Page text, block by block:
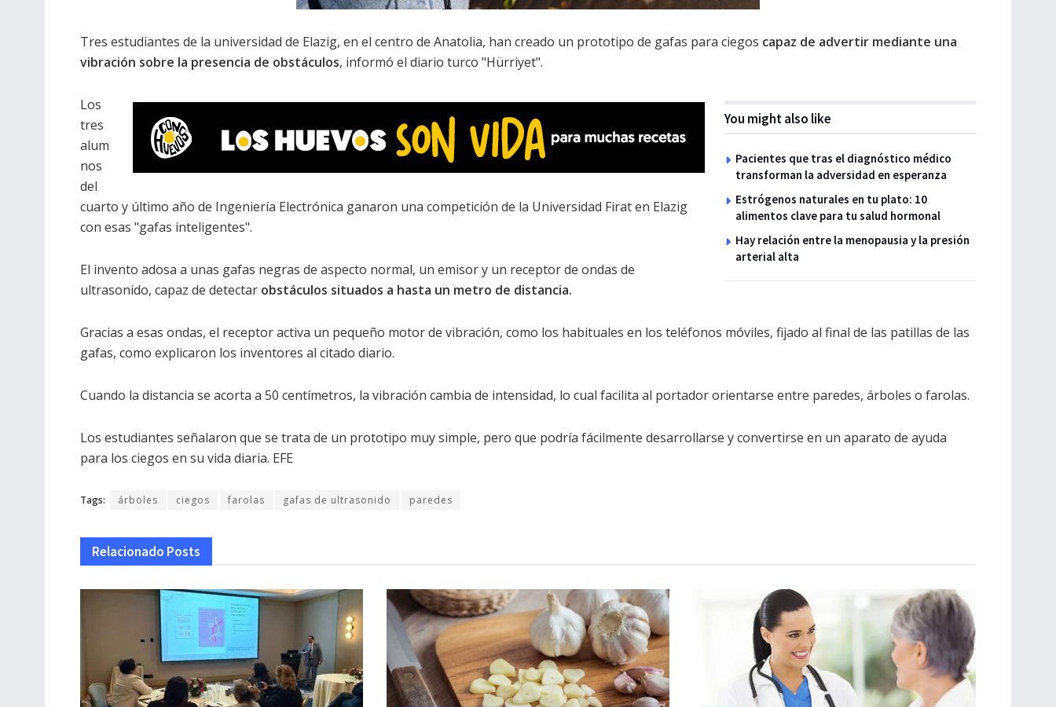
Tres estudiantes de la universidad de Elazig, en el centro de Anatolia, han creado un prototipo de gafas para ciegos capaz de advertir mediante una
vibración sobre la presencia de obstáculos, informó el diario turco "Hürriyet".
You might also like
Pacientes que tras el diagnóstico médico
transforman la adversidad en esperanza
Estrógenos naturales en tu plato: 10
alimentos clave para tu salud hormonal
Hay relación entre la menopausia y la presión
arterial alta
Los
tres
alum
nos
del
cuarto y último año de Ingeniería Electrónica ganaron una competición de la Universidad Firat en Elazig
con esas "gafas inteligentes".
El invento adosa a unas gafas negras de aspecto normal, un emisor y un receptor de ondas de
ultrasonido, capaz de detectar obstáculos situados a hasta un metro de distancia.
Gracias a esas ondas, el receptor activa un pequeño motor de vibración, como los habituales en los teléfonos móviles, fijado al final de las patillas de las
gafas, como explicaron los inventores al citado diario.
Cuando la distancia se acorta a 50 centímetros, la vibración cambia de intensidad, lo cual facilita al portador orientarse entre paredes, árboles o farolas.
Los estudiantes señalaron que se trata de un prototipo muy simple, pero que podría fácilmente desarrollarse y convertirse en un aparato de ayuda
para los ciegos en su vida diaria. EFE
Tags: árboles ciegos farolas gafas de ultrasonido paredes
Relacionado Posts